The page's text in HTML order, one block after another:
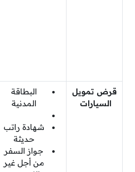
قرض تمويل
السيارات
البطاقة
المدنية
شهادة راتب
حديثة
جواز السفر
من أجل غير